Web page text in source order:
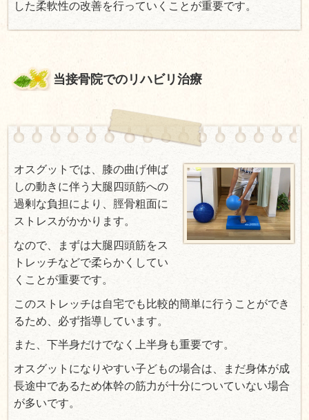
した柔軟性の改善を行っていくことが重要です。
当接骨院でのリハビリ治療
オスグットでは、膝の曲げ伸ば
しの動きに伴う大腿四頭筋への
過剰な負担により、脛骨粗面に
ストレスがかかります。
なので、まずは大腿四頭筋をス
トレッチなどで柔らかくしてい
くことが重要です。
このストレッチは自宅でも比較的簡単に行うことができ
るため、必ず指導しています。
また、下半身だけでなく上半身も重要です。
オスグットになりやすい子どもの場合は、まだ身体が成
長途中であるため体幹の筋力が十分についていない場合
が多いです。